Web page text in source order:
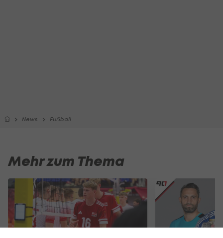
News Fußball
Mehr zum Thema